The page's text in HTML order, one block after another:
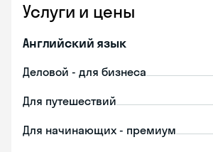
Услуги и цены
Английский язык
Деловой - для бизнеса
Для путешествий
Для начинающих - премиум